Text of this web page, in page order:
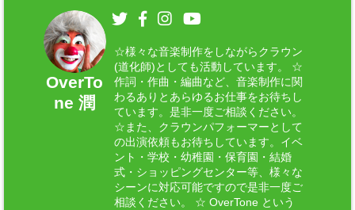
OverTo
ne 潤
☆様々な音楽制作をしながらクラウン
(道化師)としても活動しています。 ☆
作詞・作曲・編曲など、音楽制作に関
わるありとあらゆるお仕事をお待ちし
ています。是非一度ご相談ください。
☆また、クラウンパフォーマーとして
の出演依頼もお待ちしています。イベ
ント・学校・幼稚園・保育園・結婚
式・ショッピングセンター等、様々な
シーンに対応可能ですので是非一度ご
相談ください。 ☆ OverTone という